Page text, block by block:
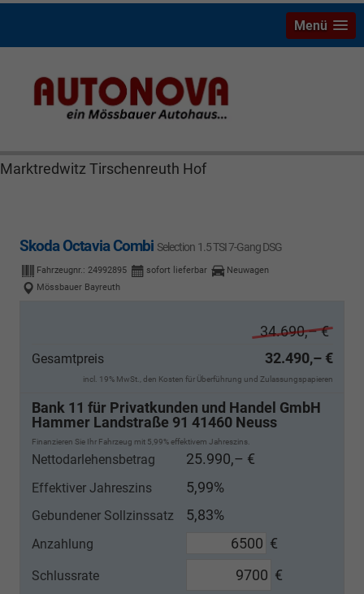
Skoda Octavia Bayreuth Nützel Mössbauer Autonova
Brucker Räthel MGS Autohaus günstig Finanzierung
Marktredwitz Tirschenreuth Hof
Menü
Skoda Octavia Combi Selection 1.5 TSI 7-Gang DSG
Fahrzeugnr.: 24992895 sofort lieferbar
Neuwagen
Mössbauer Bayreuth
34.690,– €
Gesamtpreis 32.490,– €
incl. 19% MwSt., den Kosten für Überführung und Zulassungspapieren
Bank 11 für Privatkunden und Handel GmbH
Hammer Landstraße 91 41460 Neuss
Finanzieren Sie Ihr Fahrzeug mit 5,99% effektivem Jahreszins.
Nettodarlehensbetrag 25.990,– €
Effektiver Jahreszins 5,99%
Gebundener Sollzinssatz 5,83%
Anzahlung €
Schlussrate €